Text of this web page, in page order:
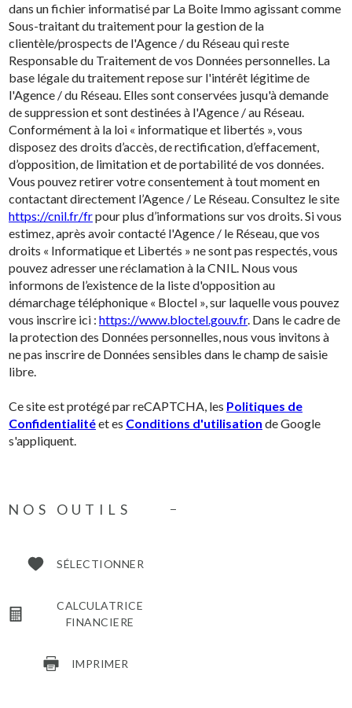
dans un fichier informatisé par La Boite Immo agissant comme
Sous-traitant du traitement pour la gestion de la
clientèle/prospects de l'Agence / du Réseau qui reste
Responsable du Traitement de vos Données personnelles. La
base légale du traitement repose sur l'intérêt légitime de
l'Agence / du Réseau. Elles sont conservées jusqu'à demande
de suppression et sont destinées à l'Agence / au Réseau.
Conformément à la loi « informatique et libertés », vous
disposez des droits d’accès, de rectification, d’effacement,
d’opposition, de limitation et de portabilité de vos données.
Vous pouvez retirer votre consentement à tout moment en
contactant directement l’Agence / Le Réseau. Consultez le site
https://cnil.fr/frpour plus d’informations sur vos droits. Si vous
estimez, après avoir contacté l'Agence / le Réseau, que vos
droits « Informatique et Libertés » ne sont pas respectés, vous
pouvez adresser une réclamation à la CNIL. Nous vous
informons de l’existence de la liste d'opposition au
démarchage téléphonique « Bloctel », sur laquelle vous pouvez
vous inscrire ici : https://www.bloctel.gouv.fr. Dans le cadre de
la protection des Données personnelles, nous vous invitons à
ne pas inscrire de Données sensibles dans le champ de saisie
libre.
Ce site est protégé par reCAPTCHA, les Politiques de
Confidentialitéet es Conditions d'utilisation de Google
s'appliquent.
NOS OUTILS
SÉLECTIONNER
CALCULATRICE
FINANCIERE
IMPRIMER